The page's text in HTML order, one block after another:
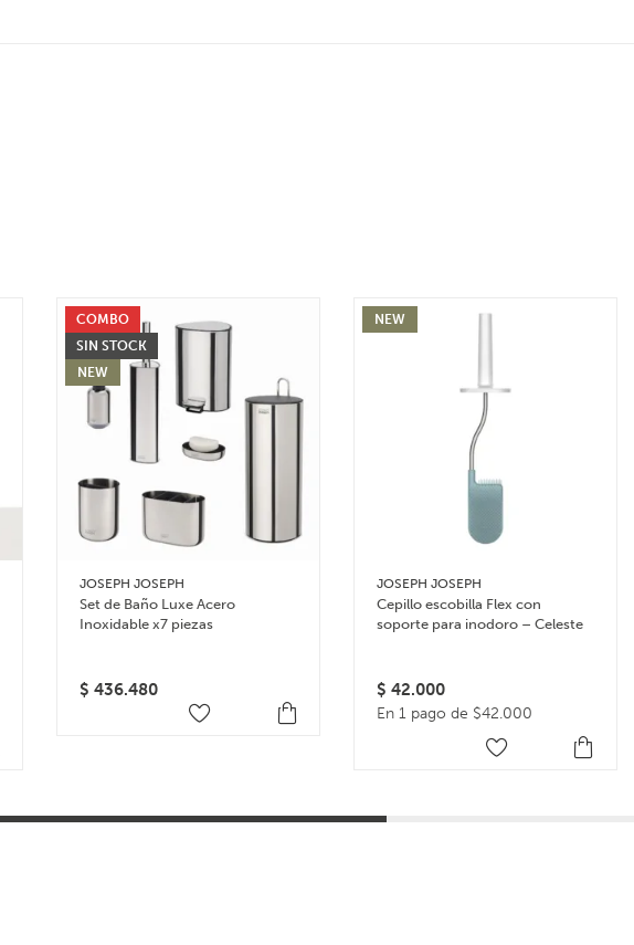
COMBO
SIN STOCK
NEW
JOSEPH JOSEPH
Set de Baño Luxe Acero
Inoxidable x7 piezas
$ 436.480
NEW
JOSEPH JOSEPH
Cepillo escobilla Flex con
soporte para inodoro – Celeste
$ 42.000
En 1 pago de $42.000